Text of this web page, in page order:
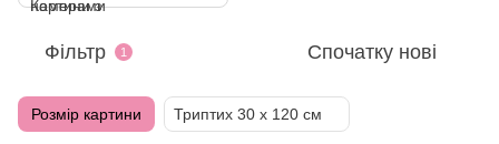
Фільтр 1 Спочатку нові
Розмір картини Триптих 30 х 120 см